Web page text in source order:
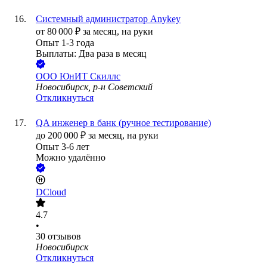
Системный администратор Anykey
от 80 000 ₽ за месяц, на руки
Опыт 1-3 года
Выплаты: Два раза в месяц
ООО ЮнИТ Скиллс
Новосибирск, р-н Советский
Откликнуться
QA инженер в банк (ручное тестирование)
до 200 000 ₽ за месяц, на руки
Опыт 3-6 лет
Можно удалённо
DCloud
4.7
•
30 отзывов
Новосибирск
Откликнуться